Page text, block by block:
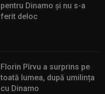
pentru Dinamo și nu s-a
ferit deloc
Florin Pîrvu a surprins pe
toată lumea, după umilința
cu Dinamo